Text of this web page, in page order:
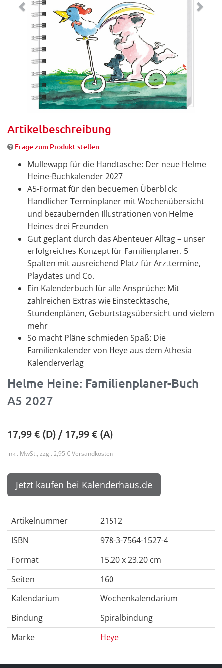
Artikelbeschreibung
Frage zum Produkt stellen
Mullewapp für die Handtasche: Der neue Helme
Heine-Buchkalender 2027
A5-Format für den bequemen Überblick:
Handlicher Terminplaner mit Wochenübersicht
und bezaubernden Illustrationen von Helme
Heines drei Freunden
Gut geplant durch das Abenteuer Alltag – unser
erfolgreiches Konzept für Familienplaner: 5
Spalten mit ausreichend Platz für Arzttermine,
Playdates und Co.
Ein Kalenderbuch für alle Ansprüche: Mit
zahlreichen Extras wie Einstecktasche,
Stundenplänen, Geburtstagsübersicht und vielem
mehr
So macht Pläne schmieden Spaß: Die
Familienkalender von Heye aus dem Athesia
Kalenderverlag
Helme Heine: Familienplaner-Buch
A5 2027
17,99€ (D) / 17,99€ (A)
inkl. MwSt., zzgl. 2,95 € Versandkosten
Jetzt kaufen bei Kalenderhaus.de
Artikelnummer
21512
ISBN
978-3-7564-1527-4
Format
15.20 x 23.20 cm
Seiten
160
Kalendarium
Wochenkalendarium
Bindung
Spiralbindung
Marke
Heye